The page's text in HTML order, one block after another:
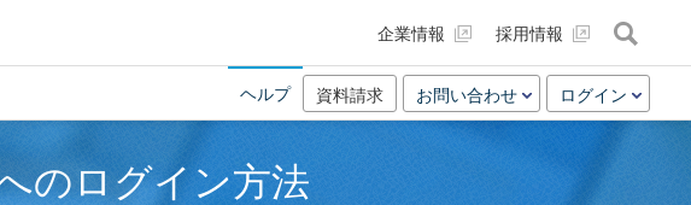
企業情報 採用情報
ヘルプ 資料請求 お問い合わせ ログイン
のログイン方法